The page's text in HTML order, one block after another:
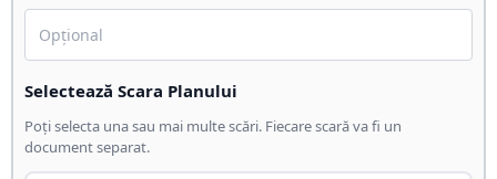
Selectează Scara Planului
Poți selecta una sau mai multe scări. Fiecare scară va fi un
document separat.